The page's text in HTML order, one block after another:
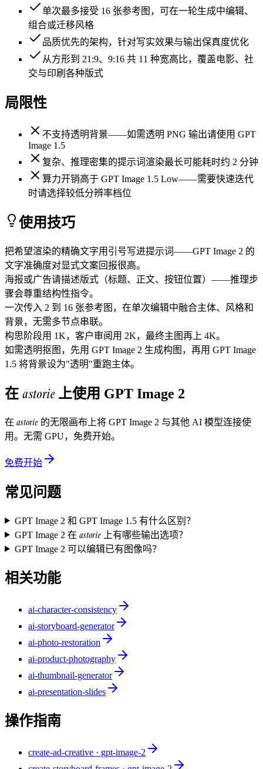
单次最多接受 16 张参考图，可在一轮生成中编辑、
组合或迁移风格
品质优先的架构，针对写实效果与输出保真度优化
从方形到 21:9、9:16 共 11 种宽高比，覆盖电影、社
交与印刷各种版式
局限性
不支持透明背景——如需透明 PNG 输出请使用 GPT
Image 1.5
复杂、推理密集的提示词渲染最长可能耗时约 2 分钟
算力开销高于 GPT Image 1.5 Low——需要快速迭代
时请选择较低分辨率档位
使用技巧
把希望渲染的精确文字用引号写进提示词——GPT Image 2 的
文字准确度对显式文案回报很高。
海报或广告请描述版式（标题、正文、按钮位置）——推理步
骤会尊重结构性指令。
一次传入 2 到 16 张参考图，在单次编辑中融合主体、风格和
背景，无需多节点串联。
构思阶段用 1K，客户审阅用 2K，最终主图再上 4K。
如需透明抠图，先用 GPT Image 2 生成构图，再用 GPT Image
1.5 将背景设为"透明"重跑主体。
在 astorie上使用 GPT Image 2
在 astorie 的无限画布上将 GPT Image 2 与其他 AI 模型连接使
用。无需 GPU，免费开始。
免费开始
常见问题
GPT Image 2 和 GPT Image 1.5 有什么区别？
GPT Image 2 在 astorie上有哪些输出选项？
GPT Image 2 可以编辑已有图像吗？
相关功能
ai-character-consistency
ai-storyboard-generator
ai-photo-restoration
ai-product-photography
ai-thumbnail-generator
ai-presentation-slides
操作指南
create-ad-creative · gpt-image-2